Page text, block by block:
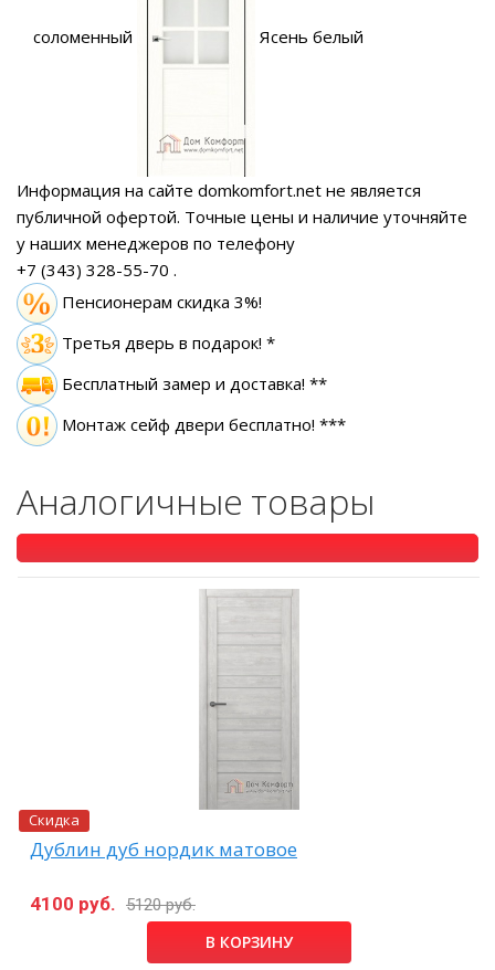
соломенный Ясень белый
Информация на сайте domkomfort.net не является
публичной офертой. Точные цены и наличие уточняйте
у наших менеджеров по телефону
+7 (343) 328-55-70 .
Пенсионерам скидка 3%!
Третья дверь в подарок! *
Бесплатный замер и доставка! **
Монтаж сейф двери бесплатно! ***
Аналогичные товары
Скидка
Дублин дуб нордик матовое
4100 руб. 5120 руб.
В КОРЗИНУ